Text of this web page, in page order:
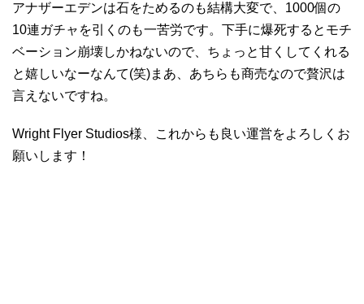
アナザーエデンは石をためるのも結構大変で、1000個の
10連ガチャを引くのも一苦労です。下手に爆死するとモチ
ベーション崩壊しかねないので、ちょっと甘くしてくれる
と嬉しいなーなんて(笑)まあ、あちらも商売なので贅沢は
言えないですね。
Wright Flyer Studios様、これからも良い運営をよろしくお
願いします！